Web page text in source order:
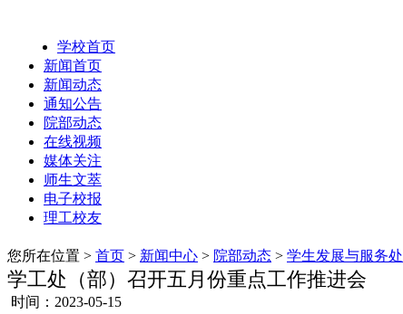
学校首页
新闻首页
新闻动态
通知公告
院部动态
在线视频
媒体关注
师生文萃
电子校报
理工校友
您所在位置 > 首页 > 新闻中心 > 院部动态 > 学生发展与服务处
学工处（部）召开五月份重点工作推进会
时间：2023-05-15